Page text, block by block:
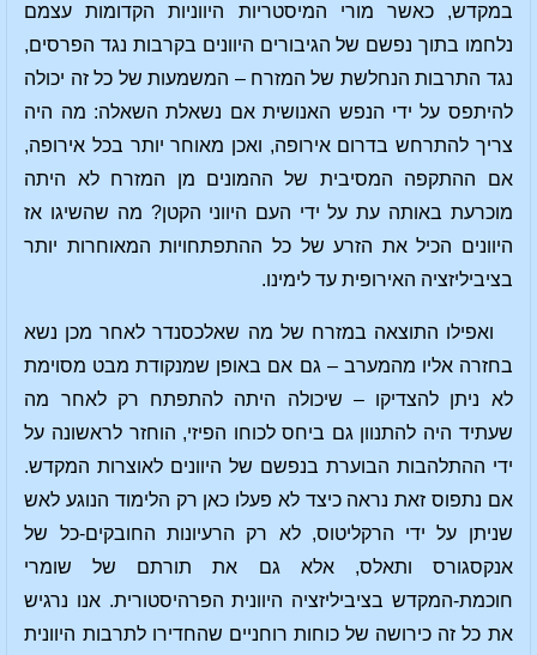
במקדש, כאשר מורי המיסטריות היווניות הקדומות עצמם
נלחמו בתוך נפשם של הגיבורים היוונים בקרבות נגד הפרסים,
נגד התרבות הנחלשת של המזרח – המשמעות של כל זה יכולה
להיתפס על ידי הנפש האנושית אם נשאלת השאלה: מה היה
צריך להתרחש בדרום אירופה, ואכן מאוחר יותר בכל אירופה,
אם ההתקפה המסיבית של ההמונים מן המזרח לא היתה
מוכרעת באותה עת על ידי העם היווני הקטן? מה שהשיגו אז
היוונים הכיל את הזרע של כל ההתפתחויות המאוחרות יותר
בציביליזציה האירופית עד לימינו.
ואפילו התוצאה במזרח של מה שאלכסנדר לאחר מכן נשא
בחזרה אליו מהמערב – גם אם באופן שמנקודת מבט מסוימת
לא ניתן להצדיקו – שיכולה היתה להתפתח רק לאחר מה
שעתיד היה להתנוון גם ביחס לכוחו הפיזי, הוחזר לראשונה על
ידי ההתלהבות הבוערת בנפשם של היוונים לאוצרות המקדש.
אם נתפוס זאת נראה כיצד לא פעלו כאן רק הלימוד הנוגע לאש
שניתן על ידי הרקליטוס, לא רק הרעיונות החובקים-כל של
אנקסגורס ותאלס, אלא גם את תורתם של שומרי
חוכמת-המקדש בציביליזציה היוונית הפרהיסטורית. אנו נרגיש
את כל זה כירושה של כוחות רוחניים שהחדירו לתרבות היוונית